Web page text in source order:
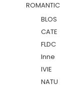
ROMANTIC
BLOS
CATE
FLDC
Inne
IVIE
NATU